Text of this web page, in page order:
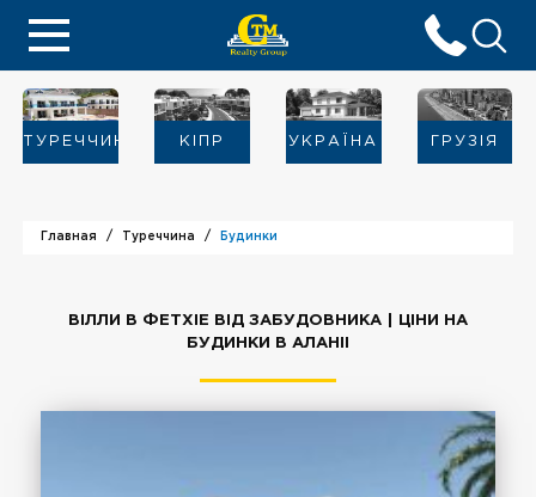
ТУРЕЧЧИНА KIПР УКРАЇНА ГРУЗІЯ
Главная Туреччина Будинки
ВІЛЛИ В ФЕТХІЕ ВІД ЗАБУДОВНИКА | ЦІНИ НА
БУДИНКИ В АЛАНІІ